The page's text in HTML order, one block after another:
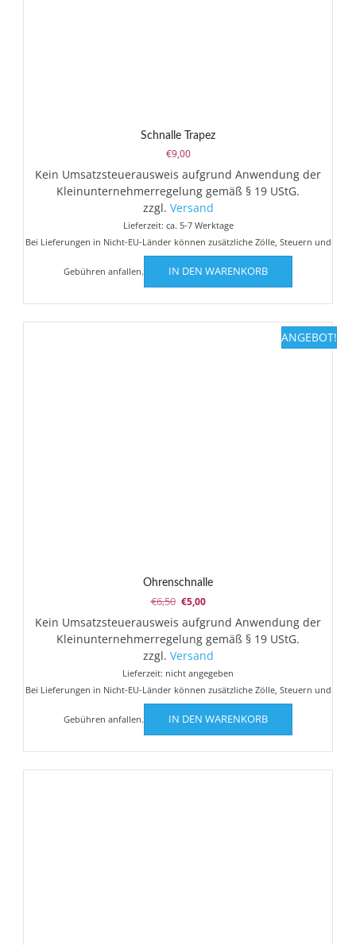
Schnalle Trapez
€9,00
Kein Umsatzsteuerausweis aufgrund Anwendung der
Kleinunternehmerregelung gemäß § 19 UStG.
zzgl. Versand
Lieferzeit: ca. 5-7 Werktage
Bei Lieferungen in Nicht-EU-Länder können zusätzliche Zölle, Steuern und
Gebühren anfallen. IN DEN WARENKORB
ANGEBOT!
Ohrenschnalle
€6,50 Ursprünglicher
war:
€6,50
€5,00Aktueller
ist:
€5,00.
Kein Umsatzsteuerausweis aufgrund Anwendung der
Kleinunternehmerregelung gemäß § 19 UStG.
zzgl. Versand
Lieferzeit: nicht angegeben
Bei Lieferungen in Nicht-EU-Länder können zusätzliche Zölle, Steuern und
Gebühren anfallen. IN DEN WARENKORB